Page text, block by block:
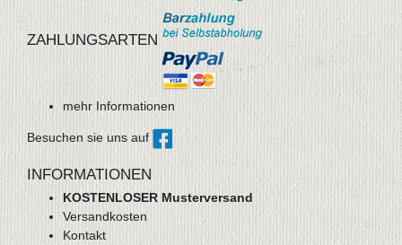
ZAHLUNGSARTEN
mehr Informationen
Besuchen sie uns auf
INFORMATIONEN
KOSTENLOSER Musterversand
Versandkosten
Kontakt